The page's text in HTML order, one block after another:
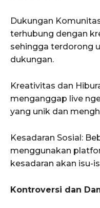
Dukungan
terhubung dengan
sehingga terdorong
dukungan.
Kreativitas dan
menganggap live
yang unik dan
Kesadaran Sosial:
menggunakan
kesadaran akan isu-
Kontroversi dan